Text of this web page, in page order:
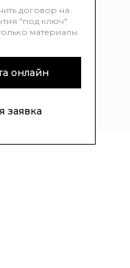
договор на
"под ключ"
материалы
онлайн
заявка